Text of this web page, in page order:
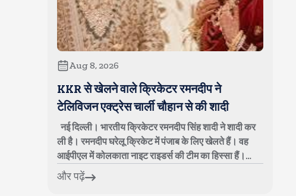
Aug 8, 2026
KKR से खेलने वाले क्रिकेटर रमनदीप ने
टेलिविजन एक्ट्रेस चार्ली चौहान से की शादी
नई दिल्ली। भारतीय क्रिकेटर रमनदीप सिंह शादी ने शादी कर
ली है। रमनदीप घरेलू क्रिकेट में पंजाब के लिए खेलते हैं। वह
आईपीएल में कोलकाता नाइट राइडर्स की टीम का हिस्सा हैं।
पंजाब किंग्स की फ्रेंचाइजी ने ...
और पढ़ें